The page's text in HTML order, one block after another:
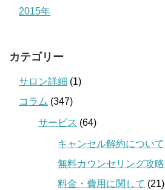
2015年
カテゴリー
サロン詳細 (1)
コラム (347)
サービス (64)
キャンセル解約について
無料カウンセリング攻略
料金・費用に関して (21)